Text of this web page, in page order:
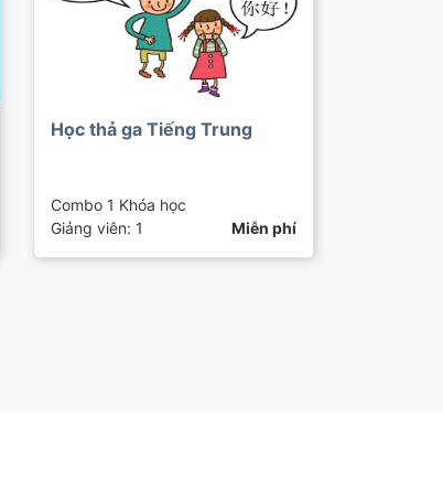
Học thả ga Tiếng Trung
Combo 1 Khóa học
Giảng viên: 1
Miễn phí